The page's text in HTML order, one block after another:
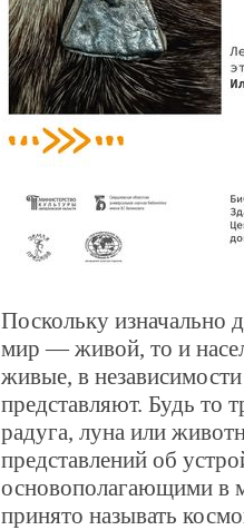
Поскольку изначально
мир — живой, то и
живые, в
представляют. Будь то
радуга, луна или
представлений об
основополагающими в
принято называть